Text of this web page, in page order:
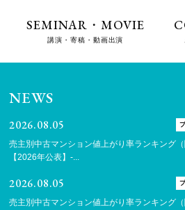
SEMINAR・MOVIE
講演・寄稿・動画出演
NEWS
2026.08.05
売主別中古マンション値上がり率ランキング（
【2026年公表】-...
2026.08.05
売主別中古マンション値上がり率ランキング（